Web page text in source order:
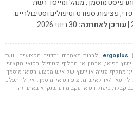
מוסמך, מנהל ומייסד רשת
פציעות ספורט וטיפולים וסטיבולריים.
עודכן לאחרונה:
ergoplus, לרבות מאמרים ותכנים מקצועיים, נועד
רפואי, אבחון או תחליף לטיפול רפואי מקצועי.
מחליף פנייה או ייעוץ של איש מקצוע רפואי מוסמך.
ו/או לאיש מקצוע רפואי מוסמך. אין להתעלם
קבלת טיפול רפואי עקב מידע שנקרא באתר זה.